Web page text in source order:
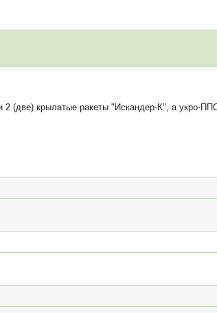
(две) крылатые ракеты "Искандер-К", а укро-